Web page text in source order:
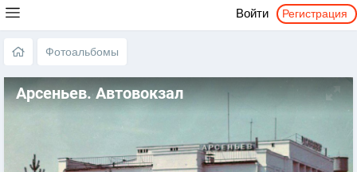
Войти Регистрация
Фотоальбомы
Арсеньев. Автовокзал